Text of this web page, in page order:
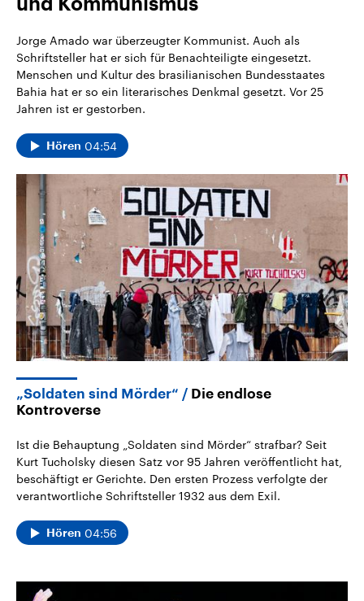
CDU, SPD und FDP regiert.-
Wahlprogramme, aktuelle Berichte
und Hintergründe zu den Parteien
und Kandidaten der anstehenden
Wahl.
Sendungen Programm Podcasts
Audio-Archiv
und Kommunismus
Jorge Amado war überzeugter Kommunist. Auch als
Schriftsteller hat er sich für Benachteiligte eingesetzt.
Menschen und Kultur des brasilianischen Bundesstaates
Bahia hat er so ein literarisches Denkmal gesetzt. Vor 25
Jahren ist er gestorben.
Hören 04:54
„Soldaten sind Mörder“
Die endlose
Kontroverse
Ist die Behauptung „Soldaten sind Mörder“ strafbar? Seit
Kurt Tucholsky diesen Satz vor 95 Jahren veröffentlicht hat,
beschäftigt er Gerichte. Den ersten Prozess verfolgte der
verantwortliche Schriftsteller 1932 aus dem Exil.
Hören 04:56